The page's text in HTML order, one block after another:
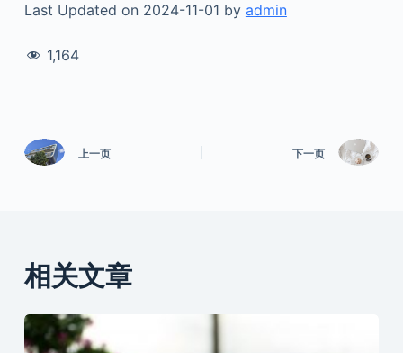
Last Updated on 2024-11-01 by admin
1,164
上一页 下一页
相关文章